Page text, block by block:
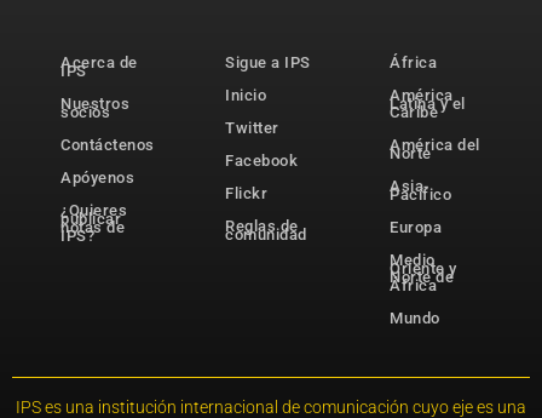
Acerca de
IPS
Nuestros
socios
Contáctenos
Apóyenos
¿Quieres
publicar
notas de
IPS?
Sigue a IPS
Inicio
Twitter
Facebook
Flickr
Reglas de
comunidad
África
América
Latina y el
Caribe
América del
Norte
Asia-
Pacífico
Europa
Medio
Oriente y
Norte de
África
Mundo
IPS es una institución internacional de comunicación cuyo eje es una